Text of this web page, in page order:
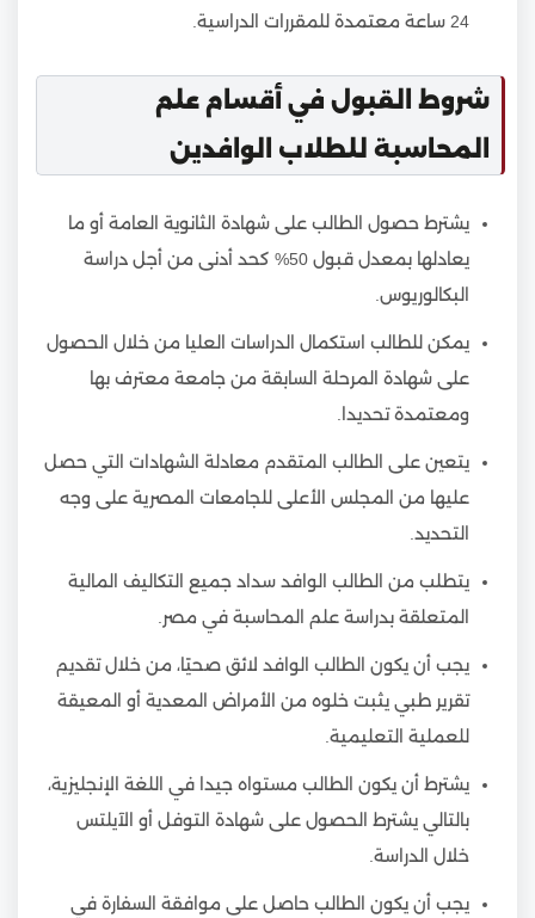
24 ساعة معتمدة للمقررات الدراسية.
شروط القبول في أقسام علم
المحاسبة للطلاب الوافدين
يشترط حصول الطالب على شهادة الثانوية العامة أو ما
يعادلها بمعدل قبول 50% كحد أدنى من أجل دراسة
البكالوريوس.
يمكن للطالب استكمال الدراسات العليا من خلال الحصول
على شهادة المرحلة السابقة من جامعة معترف بها
ومعتمدة تحديدا.
يتعين على الطالب المتقدم معادلة الشهادات التي حصل
عليها من المجلس الأعلى للجامعات المصرية على وجه
التحديد.
يتطلب من الطالب الوافد سداد جميع التكاليف المالية
المتعلقة بدراسة علم المحاسبة في مصر.
يجب أن يكون الطالب الوافد لائق صحيًا، من خلال تقديم
تقرير طبي يثبت خلوه من الأمراض المعدية أو المعيقة
للعملية التعليمية.
يشترط أن يكون الطالب مستواه جيدا في اللغة الإنجليزية،
بالتالي يشترط الحصول على شهادة التوفل أو الآيلتس
خلال الدراسة.
يجب أن يكون الطالب حاصل على موافقة السفارة في